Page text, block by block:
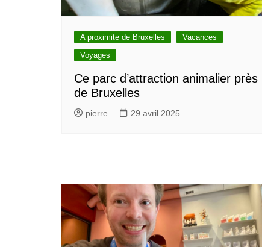
A proximite de Bruxelles
Vacances
Voyages
Ce parc d’attraction animalier près
de Bruxelles
pierre 29 avril 2025